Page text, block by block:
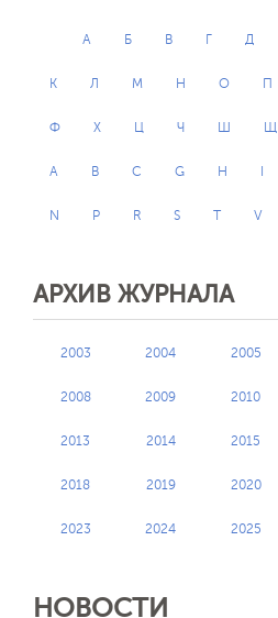
А Б В Г Д
К Л М Н О П
Ф Х Ц Ч Ш Щ
A B C G H I
N P R S T V
АРХИВ ЖУРНАЛА
2003 2004 2005
2008 2009 2010
2013 2014 2015
2018 2019 2020
2023 2024 2025
НОВОСТИ